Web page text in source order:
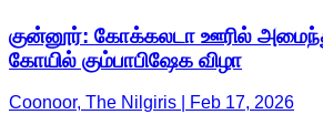
குன்னூர்: கோக்கலடா ஊரில்
கோயில் கும்பாபிஷேக விழா
Coonoor, The Nilgiris | Feb 17, 2026